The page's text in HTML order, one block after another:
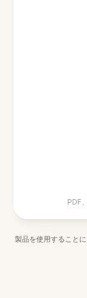
PDF
製品を使用すること